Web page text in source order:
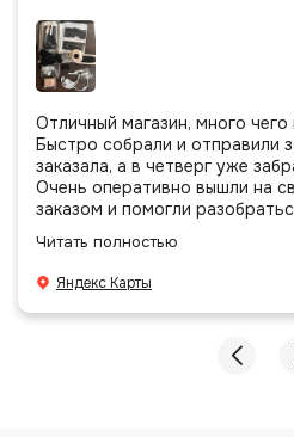
Отличный магазин, много
Быстро собрали и отправили
заказала, а в четверг уже
Очень оперативно вышли на
заказом и помогли
даже есть подарочек, очень
большое команде!
Читать полностью
Яндекс Карты